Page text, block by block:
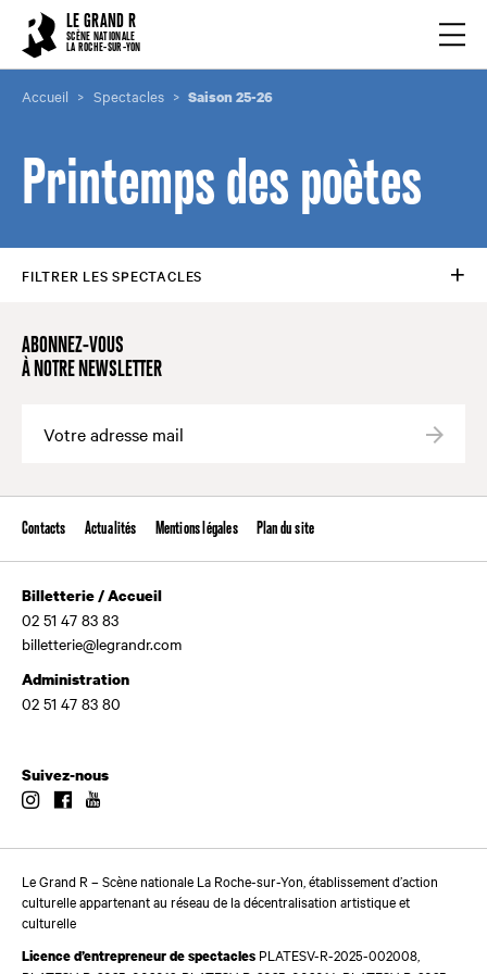
LE GRAND R
SCÈNE NATIONALE
LA ROCHE-SUR-YON
Accueil Spectacles Saison 25-26
Printemps des poètes
FILTRER LES SPECTACLES
ABONNEZ-VOUS
À NOTRE NEWSLETTER
Contacts Actualités Mentions légales Plan du site
Billetterie / Accueil
02 51 47 83 83
billetterie@legrandr.com
Administration
02 51 47 83 80
Suivez-nous
InstagramFacebook
Le Grand R – Scène nationale La Roche-sur-Yon, établissement d’action
culturelle appartenant au réseau de la décentralisation artistique et
culturelle
Licence d’entrepreneur de spectacles PLATESV-R-2025-002008,
Cookies management panel